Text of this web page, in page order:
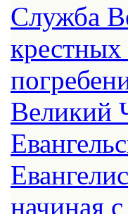
Служба
крестных
Великий
начиная